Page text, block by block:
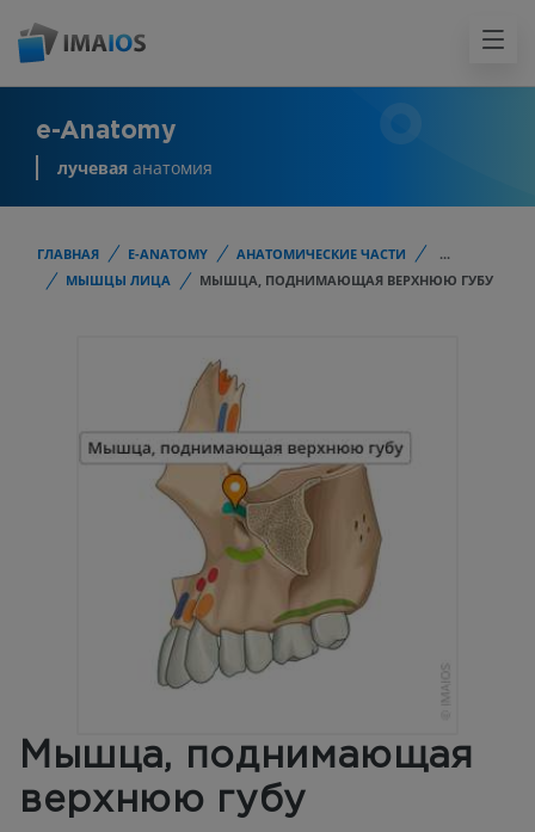
e-Anatomy
лучевая анатомия
ГЛАВНАЯ E-ANATOMY АНАТОМИЧЕСКИЕ ЧАСТИ
...
МЫШЦЫ ЛИЦА
МЫШЦА, ПОДНИМАЮЩАЯ ВЕРХНЮЮ ГУБУ
Мышца, поднимающая
верхнюю губу